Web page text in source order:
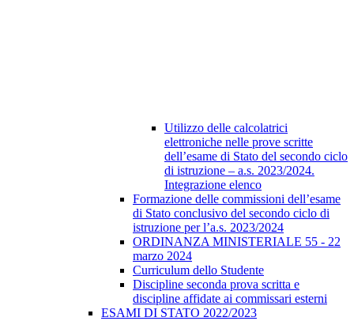
Utilizzo delle calcolatrici
elettroniche nelle prove scritte
dell’esame di Stato del secondo ciclo
di istruzione – a.s. 2023/2024.
Integrazione elenco
Formazione delle commissioni dell’esame
di Stato conclusivo del secondo ciclo di
istruzione per l’a.s. 2023/2024
ORDINANZA MINISTERIALE 55 - 22
marzo 2024
Curriculum dello Studente
Discipline seconda prova scritta e
discipline affidate ai commissari esterni
ESAMI DI STATO 2022/2023